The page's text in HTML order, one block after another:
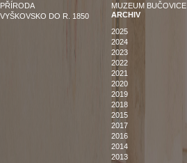
PŘÍRODA
VYŠKOVSKO DO R. 1850
MUZEUM BUČOVICE
ARCHIV
2025
2024
2023
2022
2021
2020
2019
2018
2015
2017
2016
2014
2013